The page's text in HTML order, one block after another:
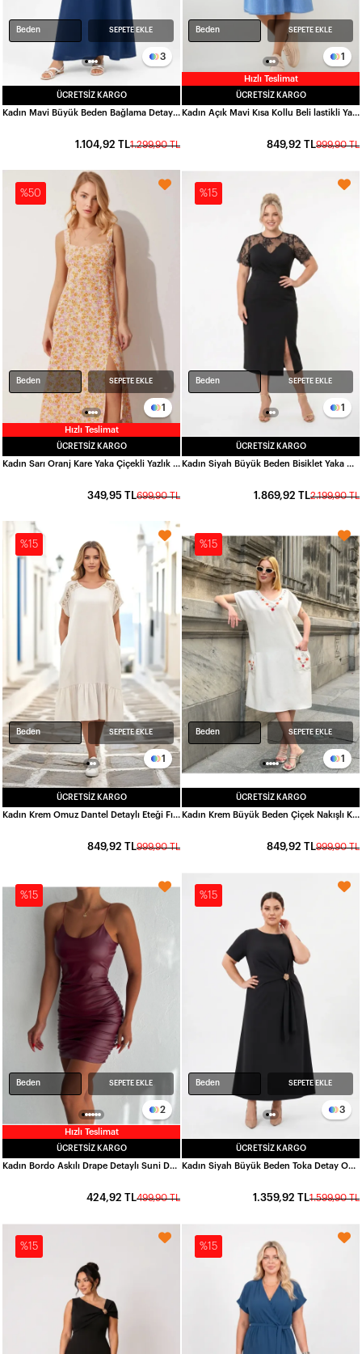
3
Beden SEPETE EKLE
ÜCRETSIZ KARGO
Kadın Mavi Büyük Beden Bağlama Detaylı Keten Elbise HZL26S-ZSS150951
1.299,90 TL
1.104,92 TL
Hızlı Teslimat
1
Beden SEPETE EKLE
ÜCRETSIZ KARGO
Kadın Açık Mavi Kısa Kollu Beli lastikli Yarım Düğmeli Göğüs Pensli Kot Elbise HZL22S-BD122101
999,90 TL
849,92 TL
%50
Hızlı Teslimat
1
Beden SEPETE EKLE
ÜCRETSIZ KARGO
Kadın Sarı Oranj Kare Yaka Çiçekli Yazlık Viskon Elbise HZL23S-BD122821
699,90 TL
349,95 TL
%15
1
Beden SEPETE EKLE
ÜCRETSIZ KARGO
Kadın Siyah Büyük Beden Bisiklet Yaka Dantel Omuz Kol Detaylı Midi Abiye Elbise HZL26S-TRV16001
2.199,90 TL
1.869,92 TL
%15
1
Beden SEPETE EKLE
ÜCRETSIZ KARGO
Kadın Krem Omuz Dantel Detaylı Eteği Fırfırlı Keten Elbise HZL26-VL14231
999,90 TL
849,92 TL
%15
1
Beden SEPETE EKLE
ÜCRETSIZ KARGO
Kadın Krem Büyük Beden Çiçek Nakışlı Keten Elbise HZL26S-VL15001
999,90 TL
849,92 TL
%15
Hızlı Teslimat
2
Beden SEPETE EKLE
ÜCRETSIZ KARGO
Kadın Bordo Askılı Drape Detaylı Suni Deri Mini Elbise HZL24S-FRY121711
499,90 TL
424,92 TL
%15
3
Beden SEPETE EKLE
ÜCRETSIZ KARGO
Kadın Siyah Büyük Beden Toka Detay Oysho Kumaş Elbise HZL26W-ZSS150901
1.599,90 TL
1.359,92 TL
%15 %15